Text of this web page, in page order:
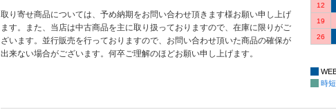
取り寄せ商品については、予め納期をお問い合わせ頂きます様お願い申し上げ
ます。また、当店は中古商品を主に取り扱っておりますので、在庫に限りがご
ざいます。並行販売を行っておりますので、お問い合わせ頂いた商品の確保が
出来ない場合がございます。何卒ご理解のほどお願い申し上げます。
12
19
26
時